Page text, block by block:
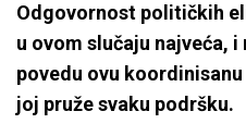
Odgovornost političkih
u ovom slučaju najveća,
povedu ovu
joj pruže svaku podršku.